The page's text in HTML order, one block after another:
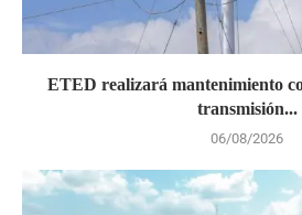
ETED realizará mantenimiento
transmisión...
06/08/2026